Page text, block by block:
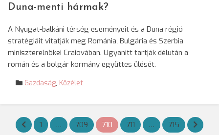
Duna-menti hármak?
A Nyugat-balkáni térség eseményeit és a Duna régió
stratégiáit vitatják meg Románia, Bulgária és Szerbia
miniszterelnökei Craiovában. Ugyanitt tartják délután a
román és a bolgár kormány együttes ülését.
Gazdaság, Közélet
Bejegyzések
1 … 709 710 711 … 715